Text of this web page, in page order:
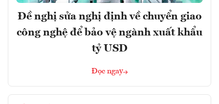
Đề nghị sửa nghị định về chuyển giao
công nghệ để bảo vệ ngành xuất khẩu
tỷ USD
Đọc ngay